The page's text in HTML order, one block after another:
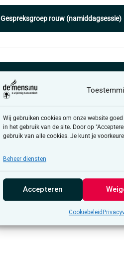
Wij gebruiken cookies om onze website
in het gebruik van de site. Door op
gebruik van alle cookies. Je kunt je
Beheer diensten
Accepteren
Cookiebeleid
Gespreksgroep rouw (namiddagsessie)
Gespreksgroep rouw (namiddagsessie)